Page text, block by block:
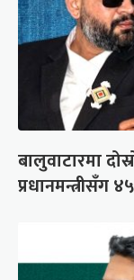
बालुवाटारमा
प्रधानमन्त्रीसँग